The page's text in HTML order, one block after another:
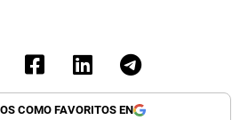
COMO FAVORITOS EN